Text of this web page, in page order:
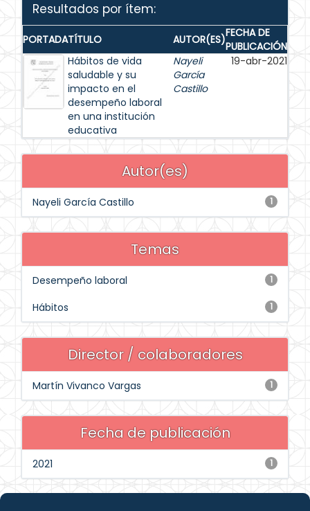
Resultados por ítem:
PORTADATÍTULO AUTOR(ES)FECHA DE
PUBLICACIÓN
Hábitos de vida
saludable y su
impacto en el
desempeño laboral
en una institución
educativa
Nayeli
García
Castillo
19-abr-2021
Autor(es)
1
Nayeli García Castillo
Temas
1
Desempeño laboral
1
Hábitos
Director / colaboradores
1
Martín Vivanco Vargas
Fecha de publicación
1
2021